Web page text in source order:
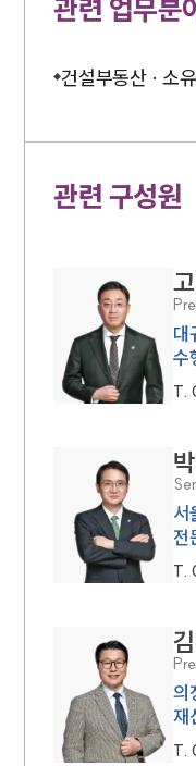
관련 업무분
건설부동산 · 소
관련 구성원
대
수
T.
서
전
T.
의
재
T.